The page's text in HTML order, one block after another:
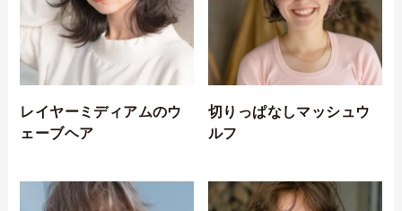
レイヤーミディアムのウ
ェーブヘア
切りっぱなしマッシュウ
ルフ